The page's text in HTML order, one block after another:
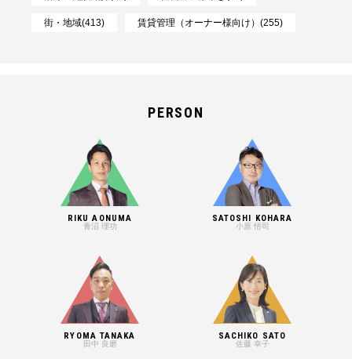
街・地域(413) 賃貸管理（オーナー様向け）(255)
PERSON
RIKU AONUMA
青沼 理功
SATOSHI KOHARA
小原 悟司
RYOMA TANAKA
田中 良磨
SACHIKO SATO
佐藤 幸子